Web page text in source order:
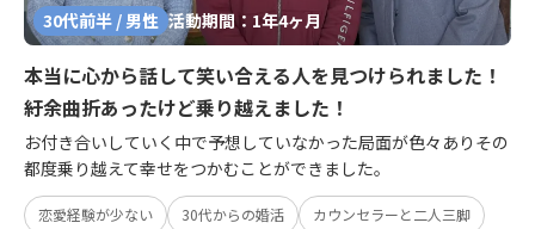
30代前半 / 男性 活動期間：1年4ヶ月
本当に心から話して笑い合える人を見つけられました！
紆余曲折あったけど乗り越えました！
お付き合いしていく中で予想していなかった局面が色々ありその
都度乗り越えて幸せをつかむことができました。
恋愛経験が少ない 30代からの婚活 カウンセラーと二人三脚